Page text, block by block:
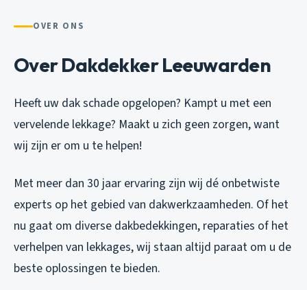
OVER ONS
Over Dakdekker Leeuwarden
Heeft uw dak schade opgelopen? Kampt u met een
vervelende lekkage? Maakt u zich geen zorgen, want
wij zijn er om u te helpen!
Met meer dan 30 jaar ervaring zijn wij dé onbetwiste
experts op het gebied van dakwerkzaamheden. Of het
nu gaat om diverse dakbedekkingen, reparaties of het
verhelpen van lekkages, wij staan altijd paraat om u de
beste oplossingen te bieden.